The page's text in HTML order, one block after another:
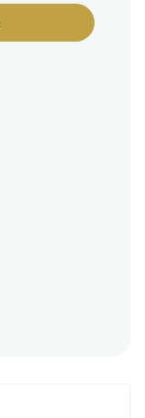
Запись